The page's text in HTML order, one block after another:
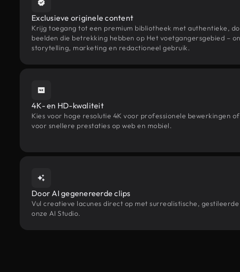
Exclusieve originele content
Krijg toegang tot een premium bibliotheek met authentieke,
beelden die betrekking hebben op Het voetgangersgebied –
storytelling, marketing en redactioneel gebruik.
4K- en HD-kwaliteit
Kies voor hoge resolutie 4K voor professionele bewerkingen
voor snellere prestaties op web en mobiel.
Door AI gegenereerde clips
Vul creatieve lacunes direct op met surrealistische,
onze AI Studio.